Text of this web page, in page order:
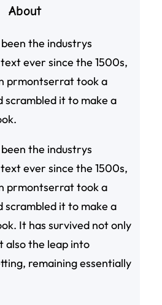
About
the industrys
ever since the 1500s,
prmontserrat took a
scrambled it to make a
the industrys
ever since the 1500s,
prmontserrat took a
scrambled it to make a
It has survived not only
also the leap into
remaining essentially